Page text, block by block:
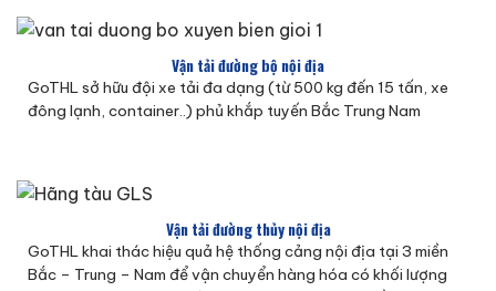
Vận tải đường bộ nội địa
GoTHL sở hữu đội xe tải đa dạng (từ 500 kg đến 15 tấn, xe
đông lạnh, container..) phủ khắp tuyến Bắc Trung Nam
Vận tải đường thủy nội địa
GoTHL khai thác hiệu quả hệ thống cảng nội địa tại 3 miền
Bắc – Trung – Nam để vận chuyển hàng hóa có khối lượng